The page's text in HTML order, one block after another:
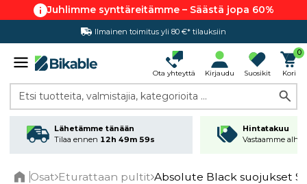
Juhlimme synttäreitämme – Säästä jopa 60%
Ilmainen toimitus yli 80 €* tilauksiin
Hintatakuu
Ota yhteyttä Kirjaudu Suosikit
0
Kori
Etsi tuotteita, valmistajia, kategorioita ...
Lähetämme tänään
Tilaa ennen 12h 49m 58s
Hintatakuu
Vastaamme
Osat Eturattaan pultit Absolute Black suojukset